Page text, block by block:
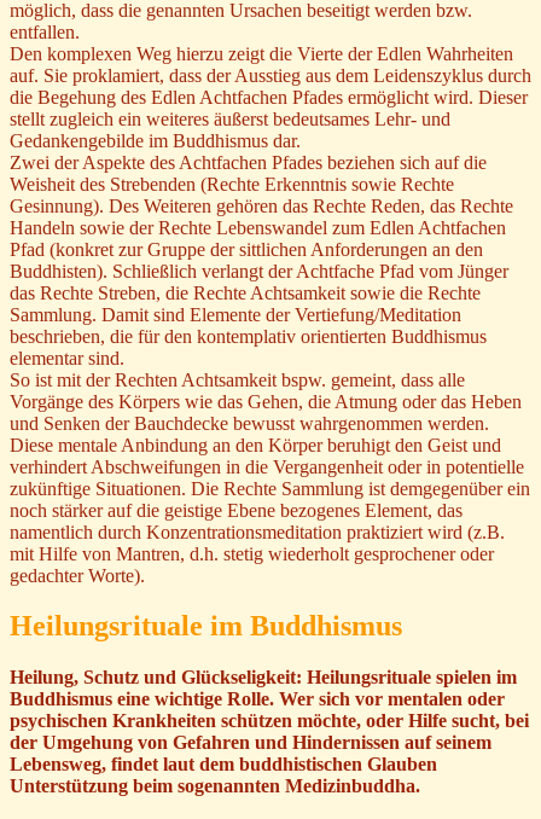
möglich, dass die genannten Ursachen beseitigt werden bzw.
entfallen.
Den komplexen Weg hierzu zeigt die Vierte der Edlen Wahrheiten
auf. Sie proklamiert, dass der Ausstieg aus dem Leidenszyklus durch
die Begehung des Edlen Achtfachen Pfades ermöglicht wird. Dieser
stellt zugleich ein weiteres äußerst bedeutsames Lehr- und
Gedankengebilde im Buddhismus dar.
Zwei der Aspekte des Achtfachen Pfades beziehen sich auf die
Weisheit des Strebenden (Rechte Erkenntnis sowie Rechte
Gesinnung). Des Weiteren gehören das Rechte Reden, das Rechte
Handeln sowie der Rechte Lebenswandel zum Edlen Achtfachen
Pfad (konkret zur Gruppe der sittlichen Anforderungen an den
Buddhisten). Schließlich verlangt der Achtfache Pfad vom Jünger
das Rechte Streben, die Rechte Achtsamkeit sowie die Rechte
Sammlung. Damit sind Elemente der Vertiefung/Meditation
beschrieben, die für den kontemplativ orientierten Buddhismus
elementar sind.
So ist mit der Rechten Achtsamkeit bspw. gemeint, dass alle
Vorgänge des Körpers wie das Gehen, die Atmung oder das Heben
und Senken der Bauchdecke bewusst wahrgenommen werden.
Diese mentale Anbindung an den Körper beruhigt den Geist und
verhindert Abschweifungen in die Vergangenheit oder in potentielle
zukünftige Situationen. Die Rechte Sammlung ist demgegenüber ein
noch stärker auf die geistige Ebene bezogenes Element, das
namentlich durch Konzentrationsmeditation praktiziert wird (z.B.
mit Hilfe von Mantren, d.h. stetig wiederholt gesprochener oder
gedachter Worte).
Heilungsrituale im Buddhismus
Heilung, Schutz und Glückseligkeit: Heilungsrituale spielen im
Buddhismus eine wichtige Rolle. Wer sich vor mentalen oder
psychischen Krankheiten schützen möchte, oder Hilfe sucht, bei
der Umgehung von Gefahren und Hindernissen auf seinem
Lebensweg, findet laut dem buddhistischen Glauben
Unterstützung beim sogenannten Medizinbuddha.